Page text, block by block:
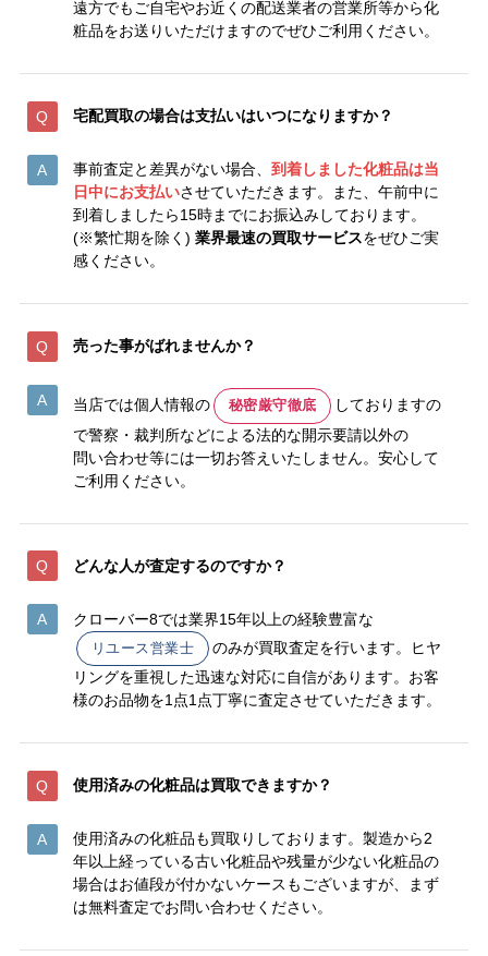
遠方でもご自宅やお近くの配送業者の営業所等から化
粧品をお送りいただけますのでぜひご利用ください。
宅配買取の場合は支払いはいつになりますか？
事前査定と差異がない場合、 到着しました化粧品は当
日中にお支払いさせていただきます。また、午前中に
到着しましたら15時までにお振込みしております。
(※繁忙期を除く) 業界最速の買取サービスをぜひご実
感ください。
売った事がばれませんか？
当店では個人情報の 秘密厳守徹底
しておりますの
で警察・裁判所などによる法的な開示要請以外の
問い合わせ等には一切お答えいたしません。安心して
ご利用ください。
どんな人が査定するのですか？
クローバー8では業界15年以上の経験豊富な
リユース営業士
のみが買取査定を行います。ヒヤ
リングを重視した迅速な対応に自信があります。お客
様のお品物を1点1点丁寧に査定させていただきます。
使用済みの化粧品は買取できますか？
使用済みの化粧品も買取りしております。製造から2
年以上経っている古い化粧品や残量が少ない化粧品の
場合はお値段が付かないケースもございますが、まず
は無料査定でお問い合わせください。